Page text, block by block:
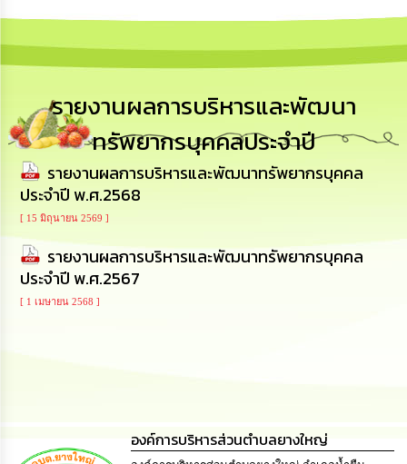
ส่ง
เสริม
โปร่งใส
การ
จัด
ซื้อ
จัด
จ้าง
การ
เงิน
การ
คลัง
การ
รายงานผลการบริหารและพัฒนา
ทรัพยากรบุคคลประจำปี
รายงานผลการบริหารและพัฒนาทรัพยากรบุคคล
ประจำปี พ.ศ.2568
[ 15 มิถุนายน 2569 ]
รายงานผลการบริหารและพัฒนาทรัพยากรบุคคล
ประจำปี พ.ศ.2567
[ 1 เมษายน 2568 ]
องค์การบริหารส่วนตำบลยางใหญ่